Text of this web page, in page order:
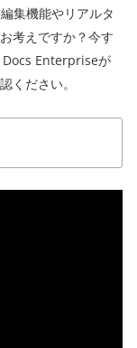
集機能やリアルタ
考えですか？今す
Docs Enterpriseが
ください。